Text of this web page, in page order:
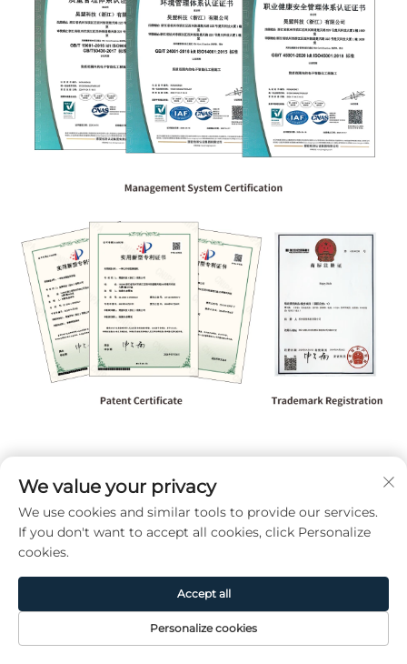
Spécification
article
valeur
des personnes compétentes
durée de vie de la batterie
5 à 14 jours
Surveillance de la
Page
Produit De CONTACT
We value your privacy
We use cookies and similar tools to provide our services.
If you don't want to accept all cookies, click Personalize
cookies.
Personalize cookies
Accept all